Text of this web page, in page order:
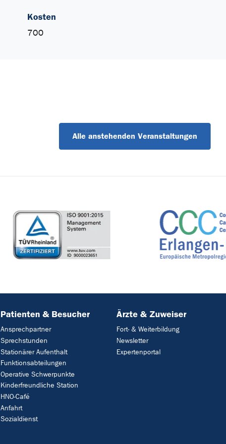
Kosten
700
Alle anstehenden Veranstaltungen
Patienten & Besucher
Ansprechpartner
Sprechstunden
Stationärer Aufenthalt
Funktionsabteilungen
Operative Schwerpunkte
Kinderfreundliche Station
HNO-Café
Anfahrt
Sozialdienst
Ärzte & Zuweiser
Fort- & Weiterbildung
Newsletter
Expertenportal